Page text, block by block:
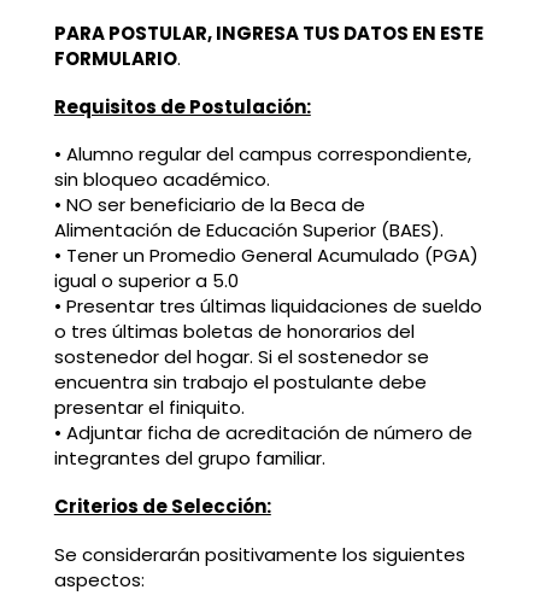
PARA POSTULAR, INGRESA TUS DATOS EN ESTE
FORMULARIO.
Requisitos de Postulación:
• Alumno regular del campus correspondiente,
sin bloqueo académico.
• NO ser beneficiario de la Beca de
Alimentación de Educación Superior (BAES).
• Tener un Promedio General Acumulado (PGA)
igual o superior a 5.0
• Presentar tres últimas liquidaciones de sueldo
o tres últimas boletas de honorarios del
sostenedor del hogar. Si el sostenedor se
encuentra sin trabajo el postulante debe
presentar el finiquito.
• Adjuntar ficha de acreditación de número de
integrantes del grupo familiar.
Criterios de Selección:
Se considerarán positivamente los siguientes
aspectos: